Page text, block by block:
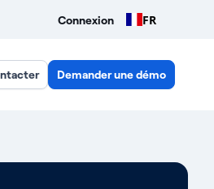
Connexion FR
Demander une démo